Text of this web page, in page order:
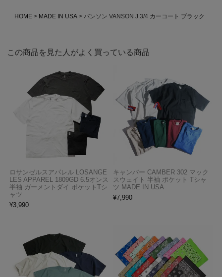
HOME MADE IN USA バンソン VANSON J 3/4 カーコート ブラック
この商品を見た人がよく買っている商品
ロサンゼルスアパレル LOSANGE
LES APPAREL 1809GD 6.5オンス
半袖 ガーメントダイ ポケットTシ
ャツ
¥3,990
キャンバー CAMBER 302 マック
スウェイト 半袖 ポケット Tシャ
ツ MADE IN USA
¥7,990